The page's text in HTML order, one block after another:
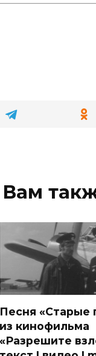
Вам
Песня «Старые
из кинофильма
«Разрешите